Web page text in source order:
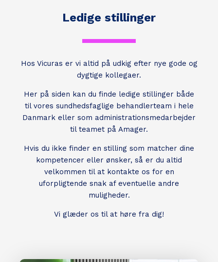
Ledige stillinger
Hos Vicuras er vi altid på udkig efter nye gode og
dygtige kollegaer.
Her på siden kan du finde ledige stillinger både
til vores sundhedsfaglige behandlerteam i hele
Danmark eller som administrationsmedarbejder
til teamet på Amager.
Hvis du ikke finder en stilling som matcher dine
kompetencer eller ønsker, så er du altid
velkommen til at kontakte os for en
uforpligtende snak af eventuelle andre
muligheder.
Vi glæder os til at høre fra dig!